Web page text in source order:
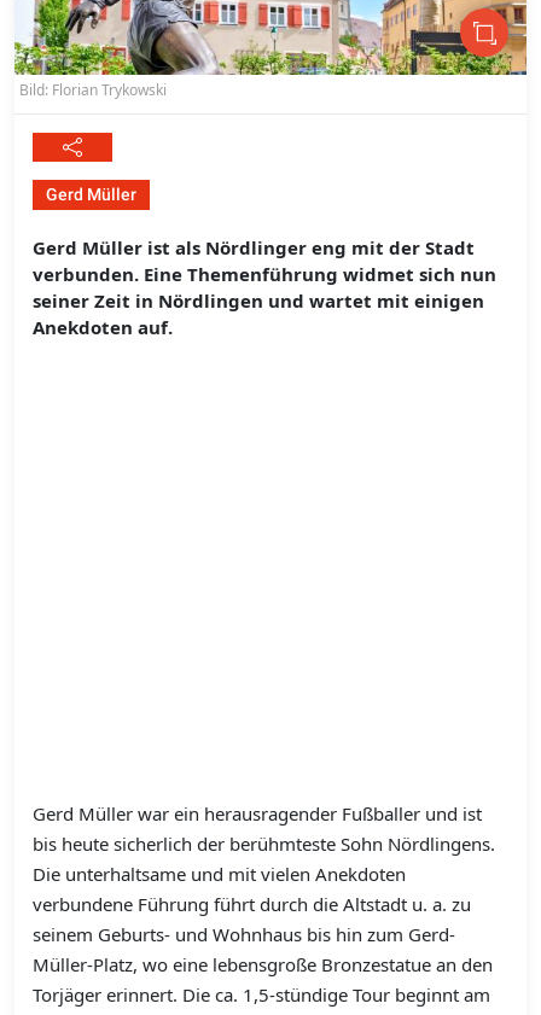
Bild: Florian Trykowski
Gerd Müller
Gerd Müller ist als Nördlinger eng mit der Stadt
verbunden. Eine Themenführung widmet sich nun
seiner Zeit in Nördlingen und wartet mit einigen
Anekdoten auf.
Gerd Müller war ein herausragender Fußballer und ist
bis heute sicherlich der berühmteste Sohn Nördlingens.
Die unterhaltsame und mit vielen Anekdoten
verbundene Führung führt durch die Altstadt u. a. zu
seinem Geburts- und Wohnhaus bis hin zum Gerd-
Müller-Platz, wo eine lebensgroße Bronzestatue an den
Torjäger erinnert. Die ca. 1,5-stündige Tour beginnt am